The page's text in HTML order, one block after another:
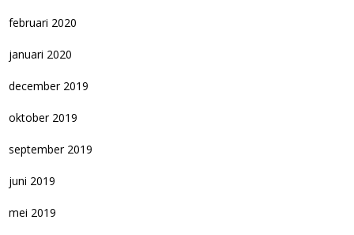
februari 2020
januari 2020
december 2019
oktober 2019
september 2019
juni 2019
mei 2019